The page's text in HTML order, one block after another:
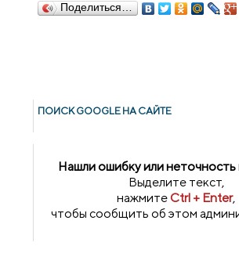
Поделиться…
ПОИСК GOОGLE НА САЙТЕ
Нашли ошибку или неточность
Выделите текст,
нажмитеCtrl + Enter,
чтобы сообщить об этом